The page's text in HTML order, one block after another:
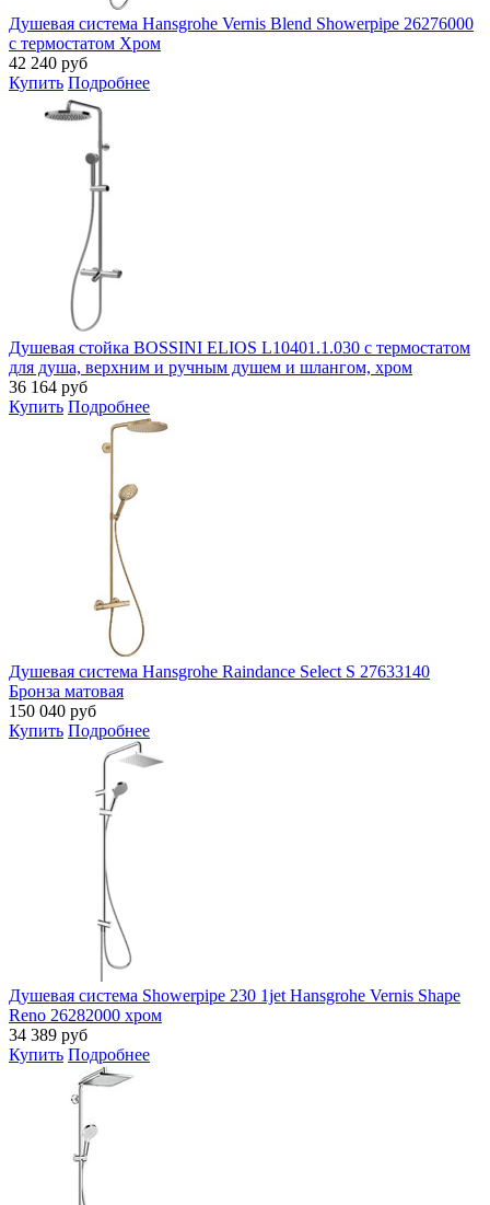
Душевая система Hansgrohe Vernis Blend Showerpipe 26276000
с термостатом Хром
42 240 руб
Купить Подробнее
Душевая стойка BOSSINI ELIOS L10401.1.030 с термостатом
для душа, верхним и ручным душем и шлангом, хром
36 164 руб
Купить Подробнее
Душевая система Hansgrohe Raindance Select S 27633140
Бронза матовая
150 040 руб
Купить Подробнее
Душевая система Showerpipe 230 1jet Hansgrohe Vernis Shape
Reno 26282000 хром
34 389 руб
Купить Подробнее